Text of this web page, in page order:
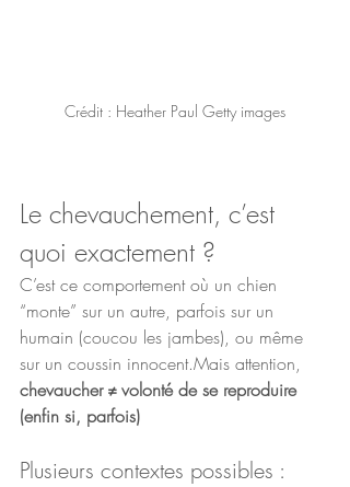
Crédit : Heather Paul Getty images
Le chevauchement, c’est
quoi exactement ?
C’est ce comportement où un chien
“monte” sur un autre, parfois sur un
humain (coucou les jambes), ou même
sur un coussin innocent.Mais attention,
chevaucher ≠ volonté de se reproduire
(enfin si, parfois)
Plusieurs contextes possibles :